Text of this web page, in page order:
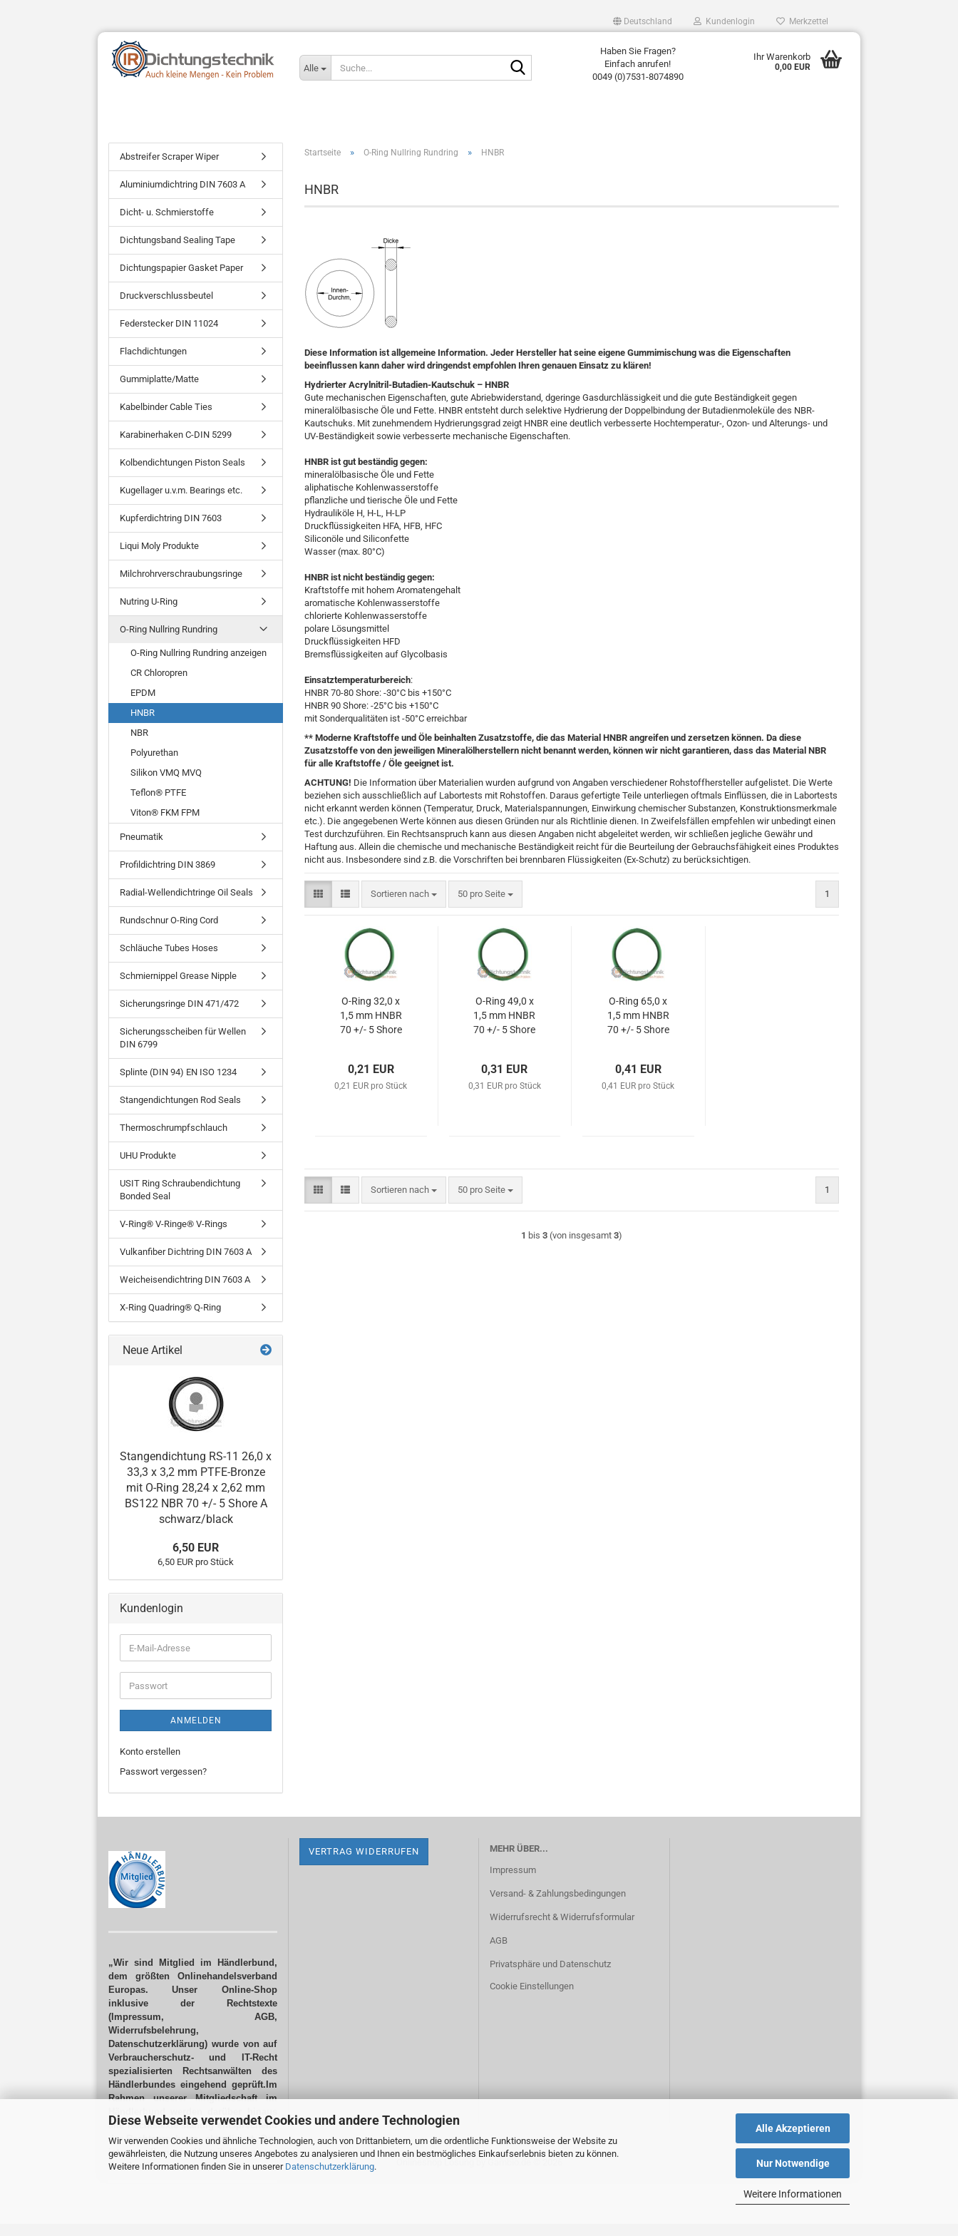
Diese Webseite verwendet Cookies und andere Technologien
Wir verwenden Cookies und ähnliche Technologien, auch von Drittanbietern, um die ordentliche Funktionsweise der Website zu
gewährleisten, die Nutzung unseres Angebotes zu analysieren und Ihnen ein bestmögliches Einkaufserlebnis bieten zu können.
Weitere Informationen finden Sie in unserer Datenschutzerklärung.
Alle Akzeptieren
Nur Notwendige
Weitere Informationen
Deutschland Kundenlogin Merkzettel
Alle
Haben Sie Fragen?
Einfach anrufen!
0049 (0)7531-8074890
Ihr Warenkorb
0,00 EUR
Startseite » O-Ring Nullring Rundring » HNBR
HNBR
Diese Information ist allgemeine Information. Jeder Hersteller hat seine eigene Gummimischung was die Eigenschaften
beeinflussen kann daher wird dringendst empfohlen Ihren genauen Einsatz zu klären!
Hydrierter Acrylnitril-Butadien-Kautschuk – HNBR
Gute mechanischen Eigenschaften, gute Abriebwiderstand, dgeringe Gasdurchlässigkeit und die gute Beständigkeit gegen
mineralölbasische Öle und Fette. HNBR entsteht durch selektive Hydrierung der Doppelbindung der Butadienmoleküle des NBR-
Kautschuks. Mit zunehmendem Hydrierungsgrad zeigt HNBR eine deutlich verbesserte Hochtemperatur-, Ozon- und Alterungs- und
UV-Beständigkeit sowie verbesserte mechanische Eigenschaften.
HNBR ist gut beständig gegen:
mineralölbasische Öle und Fette
aliphatische Kohlenwasserstoffe
pflanzliche und tierische Öle und Fette
Hydrauliköle H, H-L, H-LP
Druckflüssigkeiten HFA, HFB, HFC
Siliconöle und Siliconfette
Wasser (max. 80°C)
HNBR ist nicht beständig gegen:
Kraftstoffe mit hohem Aromatengehalt
aromatische Kohlenwasserstoffe
chlorierte Kohlenwasserstoffe
polare Lösungsmittel
Druckflüssigkeiten HFD
Bremsflüssigkeiten auf Glycolbasis
Einsatztemperaturbereich:
HNBR 70-80 Shore: -30°C bis +150°C
HNBR 90 Shore: -25°C bis +150°C
mit Sonderqualitäten ist -50°C erreichbar
** Moderne Kraftstoffe und Öle beinhalten Zusatzstoffe, die das Material HNBR angreifen und zersetzen können. Da diese
Zusatzstoffe von den jeweiligen Mineralölherstellern nicht benannt werden, können wir nicht garantieren, dass das Material NBR
für alle Kraftstoffe / Öle geeignet ist.
ACHTUNG! Die Information über Materialien wurden aufgrund von Angaben verschiedener Rohstoffhersteller aufgelistet. Die Werte
beziehen sich ausschließlich auf Labortests mit Rohstoffen. Daraus gefertigte Teile unterliegen oftmals Einflüssen, die in Labortests
nicht erkannt werden können (Temperatur, Druck, Materialspannungen, Einwirkung chemischer Substanzen, Konstruktionsmerkmale
etc.). Die angegebenen Werte können aus diesen Gründen nur als Richtlinie dienen. In Zweifelsfällen empfehlen wir unbedingt einen
Test durchzuführen. Ein Rechtsanspruch kann aus diesen Angaben nicht abgeleitet werden, wir schließen jegliche Gewähr und
Haftung aus. Allein die chemische und mechanische Beständigkeit reicht für die Beurteilung der Gebrauchsfähigkeit eines Produktes
nicht aus. Insbesondere sind z.B. die Vorschriften bei brennbaren Flüssigkeiten (Ex-Schutz) zu berücksichtigen.
Sortieren nach
Sortieren nach 50 pro Seite
pro Seite 1
O-Ring 32,0 x
1,5 mm HNBR
70 +/- 5 Shore
0,21 EUR
0,21 EUR pro Stück
O-Ring 49,0 x
1,5 mm HNBR
70 +/- 5 Shore
0,31 EUR
0,31 EUR pro Stück
O-Ring 65,0 x
1,5 mm HNBR
70 +/- 5 Shore
0,41 EUR
0,41 EUR pro Stück
Sortieren nach
Sortieren nach 50 pro Seite
pro Seite 1
1 bis 3 (von insgesamt 3)
Abstreifer Scraper Wiper
Aluminiumdichtring DIN 7603 A
Dicht- u. Schmierstoffe
Dichtungsband Sealing Tape
Dichtungspapier Gasket Paper
Druckverschlussbeutel
Federstecker DIN 11024
Flachdichtungen
Gummiplatte/Matte
Kabelbinder Cable Ties
Karabinerhaken C-DIN 5299
Kolbendichtungen Piston Seals
Kugellager u.v.m. Bearings etc.
Kupferdichtring DIN 7603
Liqui Moly Produkte
Milchrohrverschraubungsringe
Nutring U-Ring
O-Ring Nullring Rundring
O-Ring Nullring Rundring anzeigen
CR Chloropren
EPDM
HNBR
NBR
Polyurethan
Silikon VMQ MVQ
Teflon® PTFE
Viton® FKM FPM
Pneumatik
Profildichtring DIN 3869
Radial-Wellendichtringe Oil Seals
Rundschnur O-Ring Cord
Schläuche Tubes Hoses
Schmiernippel Grease Nipple
Sicherungsringe DIN 471/472
Sicherungsscheiben für Wellen
DIN 6799
Splinte (DIN 94) EN ISO 1234
Stangendichtungen Rod Seals
Thermoschrumpfschlauch
UHU Produkte
USIT Ring Schraubendichtung
Bonded Seal
V-Ring® V-Ringe® V-Rings
Vulkanfiber Dichtring DIN 7603 A
Weicheisendichtring DIN 7603 A
X-Ring Quadring® Q-Ring
Neue Artikel
Stangendichtung RS-11 26,0 x
33,3 x 3,2 mm PTFE-Bronze
mit O-Ring 28,24 x 2,62 mm
BS122 NBR 70 +/- 5 Shore A
schwarz/black
6,50 EUR
6,50 EUR pro Stück
Kundenlogin
E-
Mail-
Adresse
Passwort
ANMELDEN
Konto erstellen
Passwort vergessen?
„Wir sind Mitglied im Händlerbund,
dem größten Onlinehandelsverband
Europas. Unser Online-Shop
inklusive der Rechtstexte
(Impressum, AGB,
Widerrufsbelehrung,
Datenschutzerklärung) wurde von auf
Verbraucherschutz- und IT-Recht
spezialisierten Rechtsanwälten des
Händlerbundes eingehend geprüft.Im
Rahmen unserer Mitgliedschaft im
alle Rechtstexte ständig entsprechend
der Rechtsprechung aktualisiert.Das
ist vor allem ein Vorteil für unsere
Kunden!“
VERTRAG WIDERRUFEN
MEHR ÜBER...
Impressum
Versand- & Zahlungsbedingungen
Widerrufsrecht & Widerrufsformular
AGB
Privatsphäre und Datenschutz
Cookie Einstellungen
Onlineshop Lösung